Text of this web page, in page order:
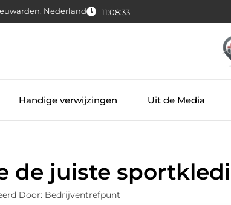
Nederland 11:08:34
Handige verwijzingen Uit de Media
de juiste
Door: Bedrijventrefpunt